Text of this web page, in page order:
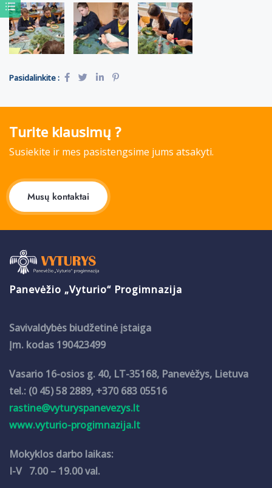
Pasidalinkite :
Turite klausimų ?
Susiekite ir mes pasistengsime jums atsakyti.
Musų kontaktai
Panevėžio „Vyturio“ Progimnazija
Savivaldybės biudžetinė įstaiga
Įm. kodas 190423499
Vasario 16-osios g. 40, LT-35168, Panevėžys, Lietuva
tel.: (0 45) 58 2889, +370 683 05516
rastine@vyturyspanevezys.lt
www.vyturio-progimnazija.lt
Mokyklos darbo laikas:
I-V 7.00 – 19.00 val.